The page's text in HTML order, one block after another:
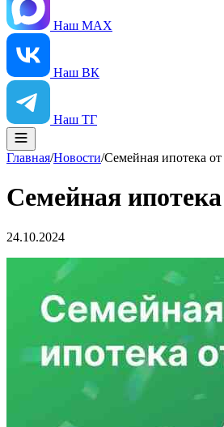
Наш MAX
Наш ВК
Наш ТГ
Главная/Новости/Семейная ипотека
Семейная
24.10.2024